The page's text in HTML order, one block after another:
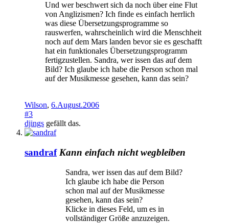
Und wer beschwert sich da noch über eine Flut
von Anglizismen? Ich finde es einfach herrlich
was diese Übersetzungsprogramme so
rauswerfen, wahrscheinlich wird die Menschheit
noch auf dem Mars landen bevor sie es geschafft
hat ein funktionales Übersetzungsprogramm
fertigzustellen. Sandra, wer issen das auf dem
Bild? Ich glaube ich habe die Person schon mal
auf der Musikmesse gesehen, kann das sein?
Wilson, 6.August.2006
#3
djings gefällt das.
sandraf Kann einfach nicht wegbleiben
Sandra, wer issen das auf dem Bild?
Ich glaube ich habe die Person
schon mal auf der Musikmesse
gesehen, kann das sein?
Klicke in dieses Feld, um es in
vollständiger Größe anzuzeigen.